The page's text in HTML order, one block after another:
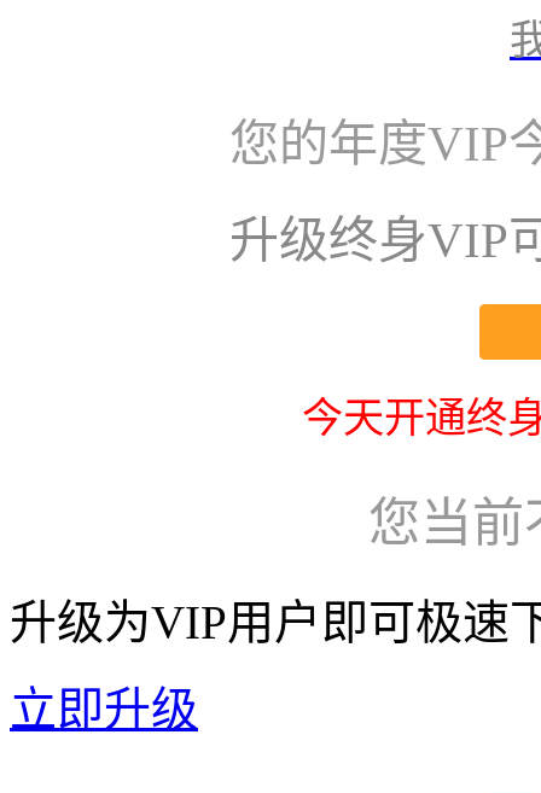
您的年度VIP
升级终身VIP
今天开通终
您当前
升级为VIP用户即可极速
立即升级